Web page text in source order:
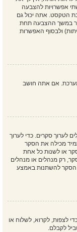
אפשרויות להצבעה
הטקסט. אתה יכול גם
במשך ההצבעה תחת
משתמש”, זמן הגבלה לסקר בימים (0 לצמיתות) ולבסוף האפשרות
אם אתה חושב
לערוך סקרים. כדי לערוך
מכילה את הסקר
או לשנות כל אחת
רק מנהלים או מנהלים
הסקר להשתנות באמצע
לצפות, לקרוא, לשלוח או
לקבלם.